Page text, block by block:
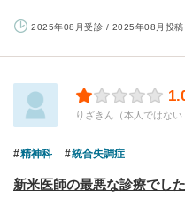
2025年08月受診 / 2025年08月投稿
りざきん（本人ではない
精神科 統合失調症
新米医師の最悪な診療でした